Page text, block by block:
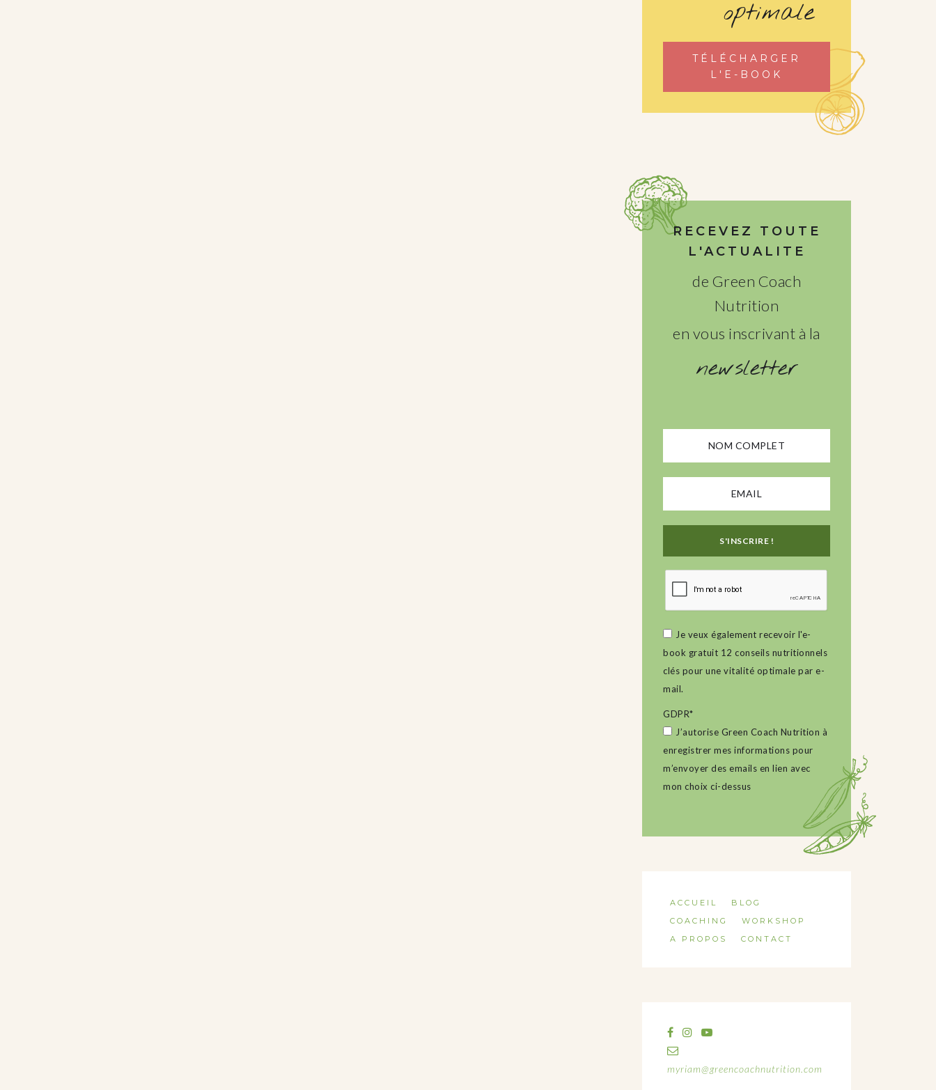
optimale
TÉLÉCHARGER
L'E-BOOK
RECEVEZ TOUTE
L'ACTUALITE
de Green Coach
Nutrition
en vous inscrivant à la
newsletter
Je veux également recevoir l'e-
book gratuit 12 conseils nutritionnels
clés pour une vitalité optimale par e-
mail.
GDPR*
J’autorise Green Coach Nutrition à
enregistrer mes informations pour
m’envoyer des emails en lien avec
mon choix ci-dessus
ACCUEIL
BLOG
COACHING
WORKSHOP
A PROPOS
CONTACT
myriam@greencoachnutrition.com